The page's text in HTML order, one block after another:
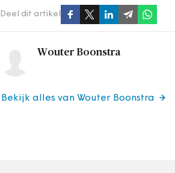
Deel dit artikel
Wouter Boonstra
Bekijk alles van Wouter Boonstra